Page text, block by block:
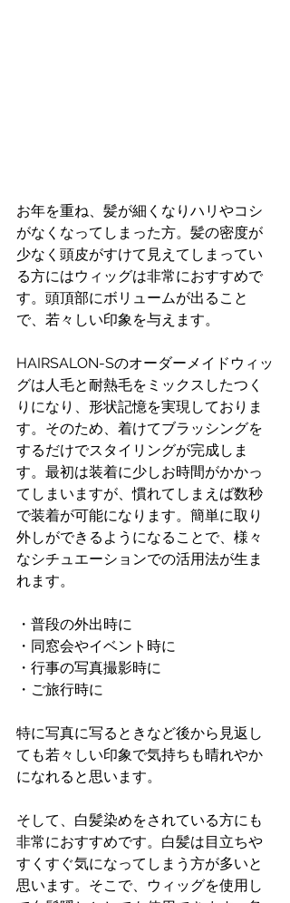
お年を重ね、髪が細くなりハリやコシ
がなくなってしまった方。髪の密度が
少なく頭皮がすけて見えてしまってい
る方にはウィッグは非常におすすめで
す。頭頂部にボリュームが出ること
で、若々しい印象を与えます。
HAIRSALON-Sのオーダーメイドウィッ
グは人毛と耐熱毛をミックスしたつく
りになり、形状記憶を実現しておりま
す。そのため、着けてブラッシングを
するだけでスタイリングが完成しま
す。最初は装着に少しお時間がかかっ
てしまいますが、慣れてしまえば数秒
で装着が可能になります。簡単に取り
外しができるようになることで、様々
なシチュエーションでの活用法が生ま
れます。
・普段の外出時に
・同窓会やイベント時に
・行事の写真撮影時に
・ご旅行時に
特に写真に写るときなど後から見返し
ても若々しい印象で気持ちも晴れやか
になれると思います。
そして、白髪染めをされている方にも
非常におすすめです。白髪は目立ちや
すくすぐ気になってしまう方が多いと
思います。そこで、ウィッグを使用し